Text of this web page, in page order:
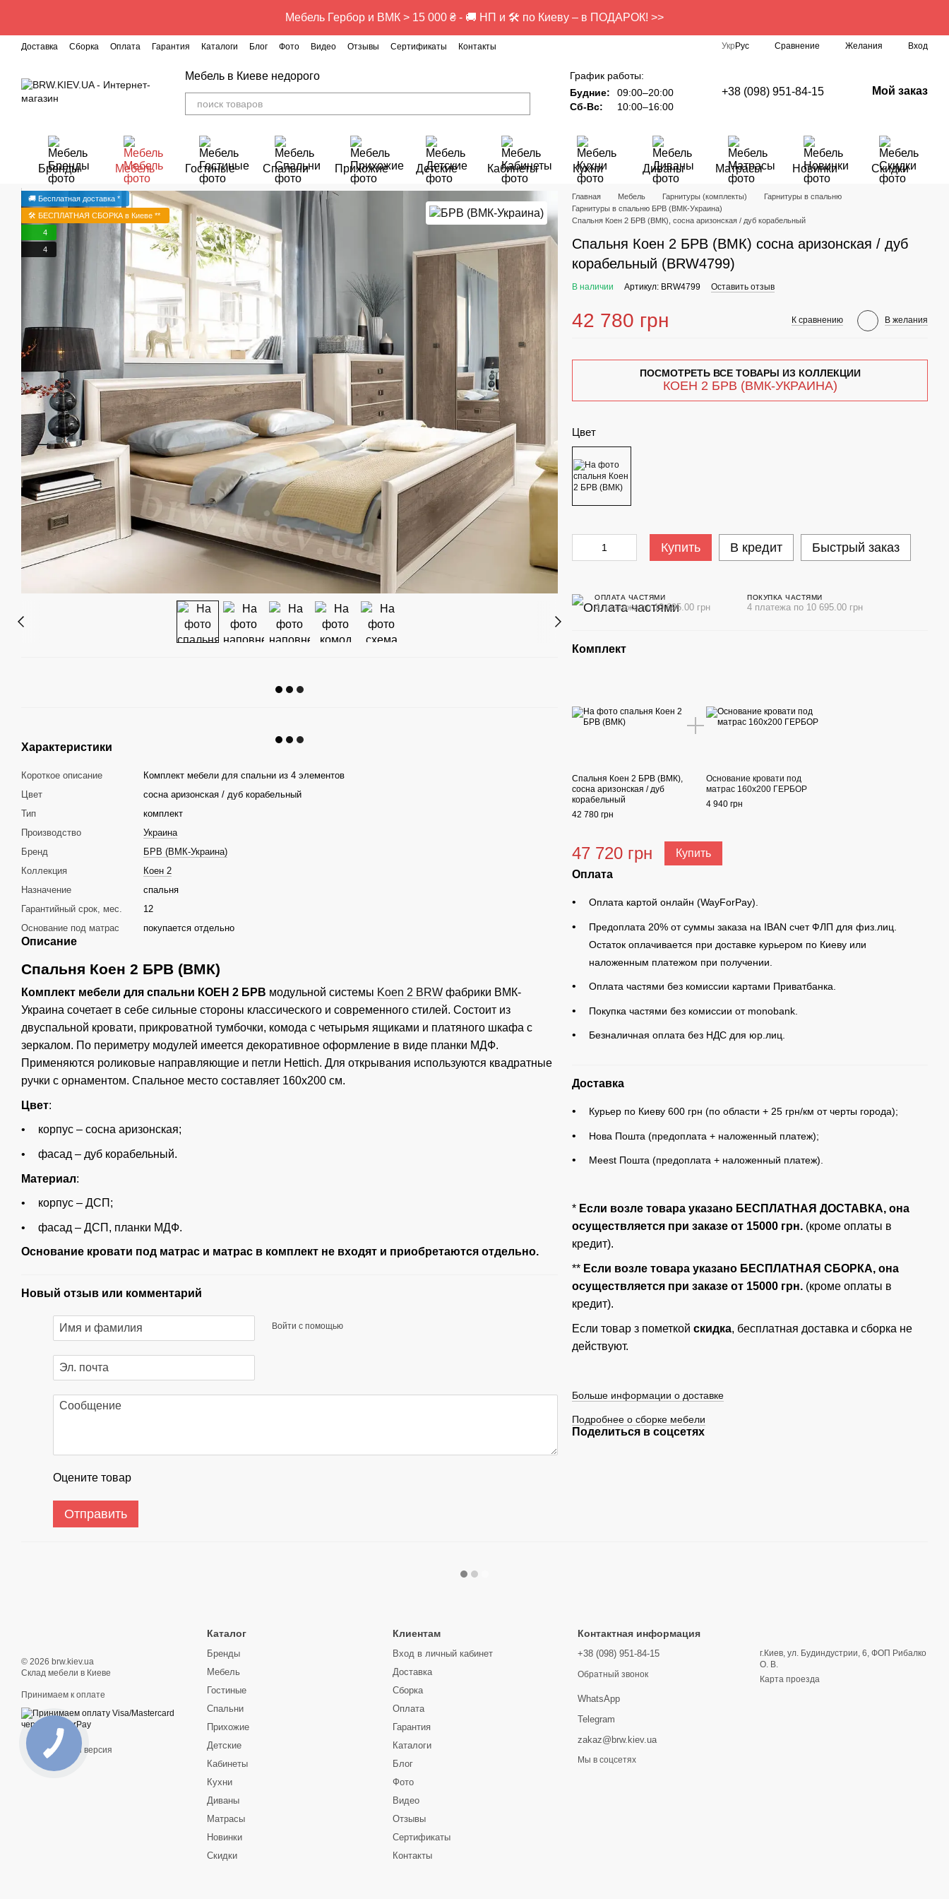
Мебель Гербор и ВМК > 15 000 ₴ - 🚚 НП и 🛠️ по Киеву – в ПОДАРОК! >>
Доставка Сборка Оплата Гарантия Каталоги Блог Фото Видео Отзывы Сертификаты Контакты Укр Рус Сравнение Желания Вход
Мебель в Киеве недорого
График работы:
Будние:
09:00–20:00
Сб-Вс:
10:00–16:00
+38 (098) 951-84-15 Мой заказ
Бренды Мебель Гостиные Спальни Прихожие Детские Кабинеты Кухни Диваны Матрасы Новинки Скидки
🚚 Бесплатная доставка *
🛠️ БЕСПЛАТНАЯ СБОРКА в Киеве **
4
4
Характеристики
Короткое описание
Комплект мебели для спальни из 4 элементов
Цвет
сосна аризонская / дуб корабельный
Тип
комплект
Производство
Украина
Бренд
БРВ (ВМК-Украина)
Коллекция
Коен 2
Назначение
спальня
Гарантийный срок, мес.
12
Основание под матрас
покупается отдельно
Описание
Спальня Коен 2 БРВ (ВМК)
Комплект мебели для спальни КОЕН 2 БРВ модульной системы Koen 2 BRW фабрики ВМК-
Украина сочетает в себе сильные стороны классического и современного стилей. Состоит из
двуспальной кровати, прикроватной тумбочки, комода с четырьмя ящиками и платяного шкафа с
зеркалом. По периметру модулей имеется декоративное оформление в виде планки МДФ.
Применяются роликовые направляющие и петли Hettich. Для открывания используются квадратные
ручки с орнаментом. Спальное место составляет 160х200 см.
Цвет:
корпус – сосна аризонская;
фасад – дуб корабельный.
Материал:
корпус – ДСП;
фасад – ДСП, планки МДФ.
Оcнование кровати под матрас и матрас в комплект не входят и приобретаются отдельно.
Новый отзыв или комментарий
Войти с помощью
Оцените товар
Отправить
Главная Мебель Гарнитуры (комплекты)
Гарнитуры в спальню
Гарнитуры в спальню БРВ (ВМК-Украина)
Спальня Коен 2 БРВ (ВМК), сосна аризонская / дуб корабельный
Спальня Коен 2 БРВ (ВМК) сосна аризонская / дуб
корабельный (BRW4799)
В наличии Артикул: BRW4799 Оставить отзыв
42 780 грн К сравнению В желания
ПОСМОТРЕТЬ ВСЕ ТОВАРЫ ИЗ КОЛЛЕКЦИИ
КОЕН 2 БРВ (ВМК-УКРАИНА)
Цвет
Купить В кредит Быстрый заказ
ОПЛАТА ЧАСТЯМИ
4 платежа по 10 695.00 грн
ПОКУПКА ЧАСТЯМИ
4 платежа по 10 695.00 грн
Комплект
Спальня Коен 2 БРВ (ВМК),
сосна аризонская / дуб
корабельный
42 780 грн
Основание кровати под
матрас 160х200 ГЕРБОР
4 940 грн
47 720 грн
Купить
Оплата
Оплата картой онлайн (WayForPay).
Предоплата 20% от суммы заказа на IBAN счет ФЛП для физ.лиц.
Остаток оплачивается при доставке курьером по Киеву или
наложенным платежом при получении.
Оплата частями без комиссии картами Приватбанка.
Покупка частями без комиссии от monobank.
Безналичная оплата без НДС для юр.лиц.
Доставка
Курьер по Киеву 600 грн (по области + 25 грн/км от черты города);
Нова Пошта (предоплата + наложенный платеж);
Meest Пошта (предоплата + наложенный платеж).
* Если возле товара указано БЕСПЛАТНАЯ ДОСТАВКА, она
осуществляется при заказе от 15000 грн. (кроме оплаты в
кредит).
** Если возле товара указано БЕСПЛАТНАЯ СБОРКА, она
осуществляется при заказе от 15000 грн. (кроме оплаты в
кредит).
Если товар з пометкойскидка, бесплатная доставка и сборка не
действуют.
Больше информации о доставке
Подробнее о сборке мебели
Поделиться в соцсетях
© 2026 brw.kiev.ua
Склад мебели в Киеве
Принимаем к оплате
Мобильная версия
Каталог
Бренды
Мебель
Гостиные
Спальни
Прихожие
Детские
Кабинеты
Кухни
Диваны
Матрасы
Новинки
Скидки
Клиентам
Вход в личный кабинет
Доставка
Сборка
Оплата
Гарантия
Каталоги
Блог
Фото
Видео
Отзывы
Сертификаты
Контакты
Контактная информация
+38 (098) 951-84-15
Обратный звонок
WhatsApp
Telegram
zakaz@brw.kiev.ua
г.Киев, ул. Будиндустрии, 6, ФОП Рибалко
О. В.
Карта проезда
Мы в соцсетях